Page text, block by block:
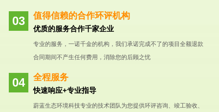
值得信赖的合作环评机构
优质的服务合作千家企业
专业的服务，一诺千金的机构，我们承诺完成不了的项目全额退款
合同期间不产生任何费用，消除您的后顾之忧
全程服务
快速响应+专业指导
蔚蓝生态环境科技专业的技术团队为您提供环评咨询、竣工验收、